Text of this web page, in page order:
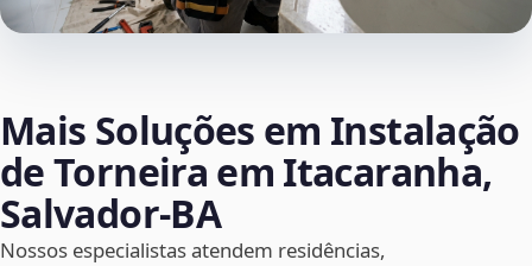
Mais Soluções em Instalação
de Torneira em Itacaranha,
Salvador‑BA
Nossos especialistas atendem residências,